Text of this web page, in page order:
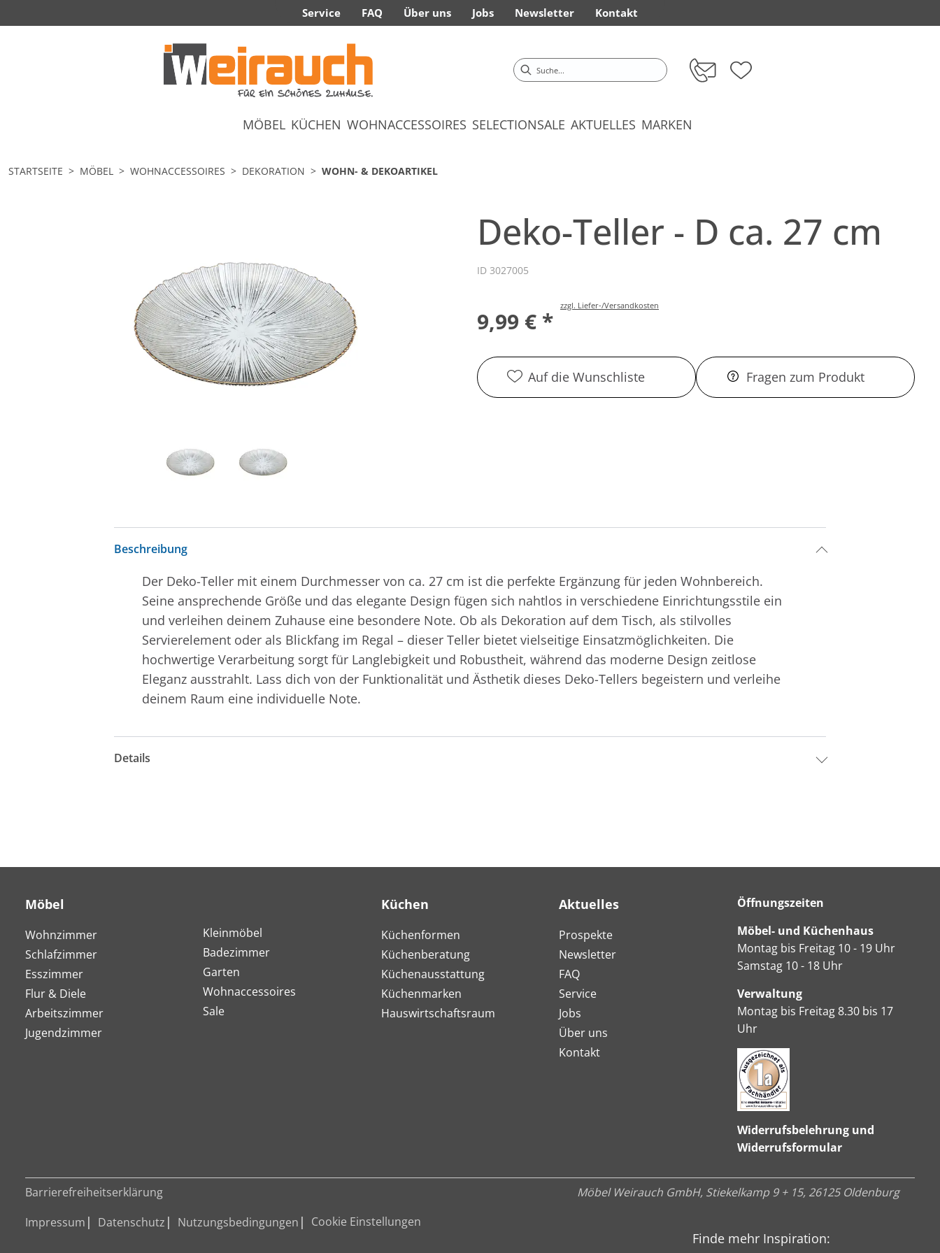
Service FAQ Über uns Jobs Newsletter Kontakt
MÖBEL KÜCHEN WOHNACCESSOIRES SELECTIONSALE AKTUELLES MARKEN
STARTSEITE MÖBEL WOHNACCESSOIRES DEKORATION WOHN- & DEKOARTIKEL
Deko-Teller - D ca. 27 cm
ID 3027005
9,99 € *
zzgl. Liefer-/Versandkosten
Auf die Wunschliste Fragen zum Produkt
Beschreibung
Der Deko-Teller mit einem Durchmesser von ca. 27 cm ist die perfekte Ergänzung für jeden Wohnbereich.
Seine ansprechende Größe und das elegante Design fügen sich nahtlos in verschiedene Einrichtungsstile ein
und verleihen deinem Zuhause eine besondere Note. Ob als Dekoration auf dem Tisch, als stilvolles
Servierelement oder als Blickfang im Regal – dieser Teller bietet vielseitige Einsatzmöglichkeiten. Die
hochwertige Verarbeitung sorgt für Langlebigkeit und Robustheit, während das moderne Design zeitlose
Eleganz ausstrahlt. Lass dich von der Funktionalität und Ästhetik dieses Deko-Tellers begeistern und verleihe
deinem Raum eine individuelle Note.
Details
Möbel
Wohnzimmer
Schlafzimmer
Esszimmer
Flur & Diele
Arbeitszimmer
Jugendzimmer
Kleinmöbel
Badezimmer
Garten
Wohnaccessoires
Sale
Küchen
Küchenformen
Küchenberatung
Küchenausstattung
Küchenmarken
Hauswirtschaftsraum
Aktuelles
Prospekte
Newsletter
FAQ
Service
Jobs
Über uns
Kontakt
Öffnungszeiten
Möbel- und Küchenhaus
Montag bis Freitag 10 - 19 Uhr
Samstag 10 - 18 Uhr
Verwaltung
Montag bis Freitag 8.30 bis 17
Uhr
Widerrufsbelehrung und
Widerrufsformular
Barrierefreiheitserklärung
Möbel Weirauch GmbH, Stiekelkamp 9 + 15, 26125 Oldenburg
Impressum
Datenschutz Nutzungsbedingungen Cookie Einstellungen
Finde mehr Inspiration: